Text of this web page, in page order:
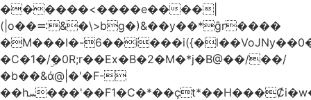
������<����e����|
(|o��࠺&�\>bg�)&��y��*ĝr����
�M���I�-
�C�1�/ۣ�0R;r��Ex�B�2�M�*j�B@��/��/
�b��&ά@|�'�F-
��hܚ���'��F1�C�*��ҫt*��H���Ȼi�w�_Z���aB����H